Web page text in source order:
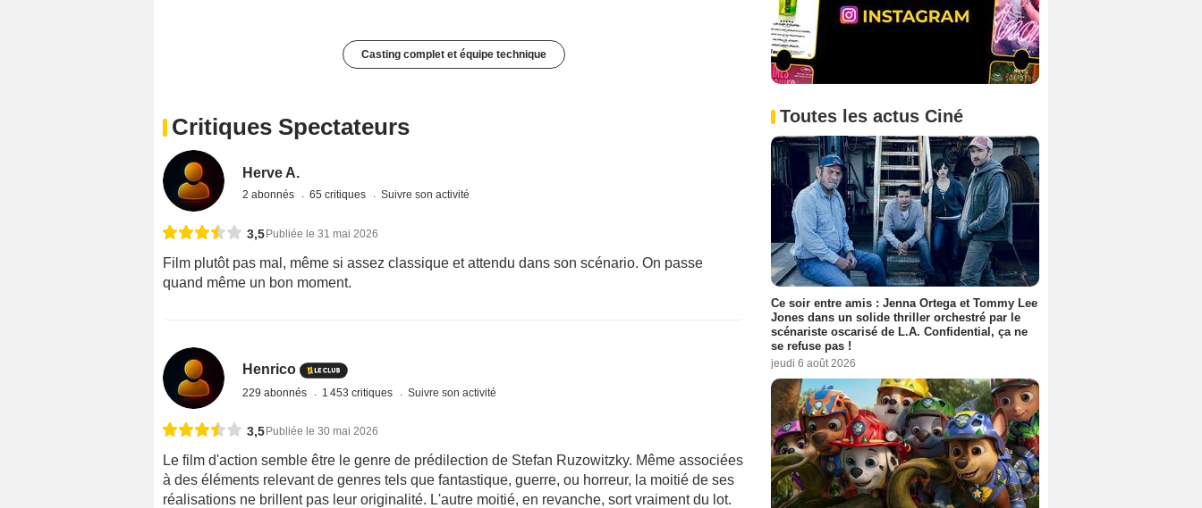
Casting complet et équipe technique
Critiques Spectateurs
Herve A.
2 abonnés 65 critiques Suivre son activité
3,5Publiée le 31 mai 2026
Film plutôt pas mal, même si assez classique et attendu dans son scénario. On passe
quand même un bon moment.
Henrico
229 abonnés 1 453 critiques Suivre son activité
3,5 Publiée le 30 mai 2026
Le film d'action semble être le genre de prédilection de Stefan Ruzowitzky. Même associées
à des éléments relevant de genres tels que fantastique, guerre, ou horreur, la moitié de ses
réalisations ne brillent pas leur originalité. L'autre moitié, en revanche, sort vraiment du lot.
Toutes les actus Ciné
Ce soir entre amis : Jenna Ortega et Tommy Lee
Jones dans un solide thriller orchestré par le
scénariste oscarisé de L.A. Confidential, ça ne
se refuse pas !
jeudi 6 août 2026